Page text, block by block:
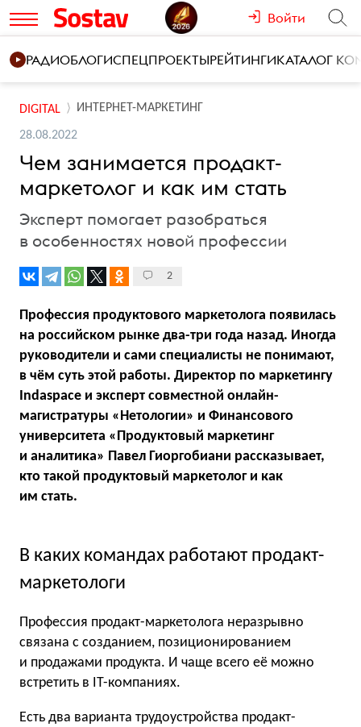
Войти
РАДИОБЛОГИСПЕЦПРОЕКТЫРЕЙТИНГИКАТАЛОГ
DIGITAL ИНТЕРНЕТ-МАРКЕТИНГ
28.08.2022
Чем занимается продакт-
маркетолог и как им стать
Эксперт помогает разобраться
в особенностях новой профессии
2
Профессия продуктового маркетолога появилась
на российском рынке два-три года назад. Иногда
руководители и сами специалисты не понимают,
в чём суть этой работы. Директор по маркетингу
Indaspace и эксперт совместной онлайн-
магистратуры «Нетологии» и Финансового
университета «Продуктовый маркетинг
и аналитика» Павел Гиоргобиани рассказывает,
кто такой продуктовый маркетолог и как
им стать.
В каких командах работают продакт-
маркетологи
Профессия продакт-маркетолога неразрывно
связана с созданием, позиционированием
и продажами продукта. И чаще всего её можно
встретить в IT-компаниях.
Есть два варианта трудоустройства продакт-